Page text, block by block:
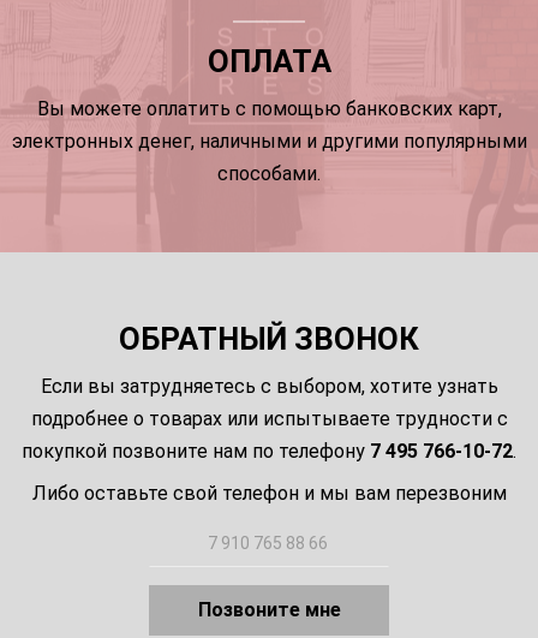
ОПЛАТА
Вы можете оплатить с помощью банковских карт,
электронных денег, наличными и другими популярными
способами.
ОБРАТНЫЙ ЗВОНОК
Если вы затрудняетесь с выбором, хотите узнать
подробнее о товарах или испытываете трудности с
покупкой позвоните нам по телефону 7 495 766-10-72.
Либо оставьте свой телефон и мы вам перезвоним
Позвоните мне